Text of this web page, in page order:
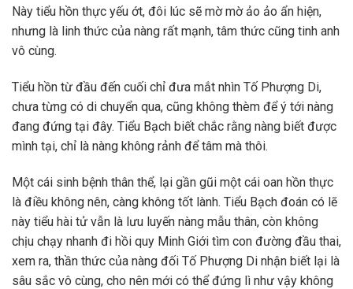
Này tiểu hồn thực yếu ớt, đôi lúc sẽ mờ mờ ảo ảo ẩn hiện,
nhưng là linh thức của nàng rất mạnh, tâm thức cũng tinh anh
vô cùng.
Tiểu hồn từ đầu đến cuối chỉ đưa mắt nhìn Tố Phượng Di,
chưa từng có di chuyển qua, cũng không thèm để ý tới nàng
đang đứng tại đây. Tiểu Bạch biết chắc rằng nàng biết được
mình tại, chỉ là nàng không rảnh để tâm mà thôi.
Một cái sinh bệnh thân thể, lại gần gũi một cái oan hồn thực
là điều không nên, càng không tốt lành. Tiểu Bạch đoán có lẽ
này tiểu hài tử vẫn là lưu luyến nàng mẫu thân, còn không
chịu chạy nhanh đi hồi quy Minh Giới tìm con đường đầu thai,
xem ra, thần thức của nàng đối Tố Phượng Di nhận biết lại là
sâu sắc vô cùng, cho nên mới có thể đứng lì như vậy không